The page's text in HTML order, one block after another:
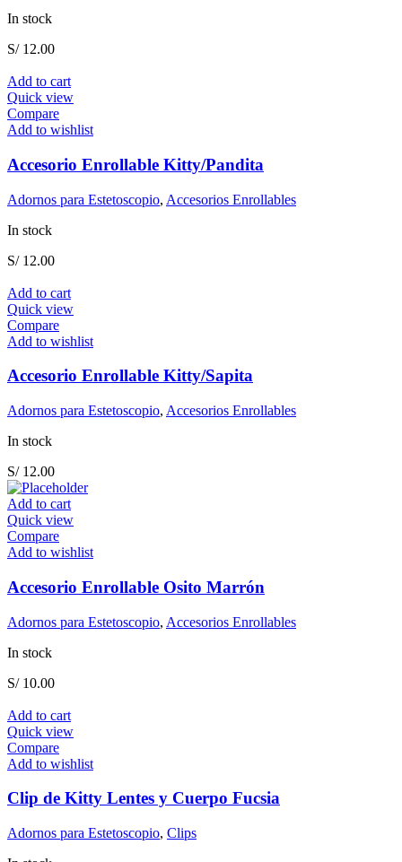
In stock
S/12.00
Add to cart
Quick view
Compare
Add to wishlist
Accesorio Enrollable Kitty/Pandita
Adornos para Estetoscopio, Accesorios Enrollables
In stock
S/12.00
Add to cart
Quick view
Compare
Add to wishlist
Accesorio Enrollable Kitty/Sapita
Adornos para Estetoscopio, Accesorios Enrollables
In stock
S/12.00
Add to cart
Quick view
Compare
Add to wishlist
Accesorio Enrollable Osito Marrón
Adornos para Estetoscopio, Accesorios Enrollables
In stock
S/10.00
Add to cart
Quick view
Compare
Add to wishlist
Clip de Kitty Lentes y Cuerpo Fucsia
Adornos para Estetoscopio, Clips